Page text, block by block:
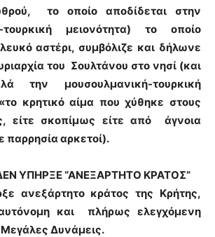
το οποίο αποδίδεται στην
τουρκική μειονότητα) το οποίο
αστέρι, συμβόλιζε και δήλωνε
του Σουλτάνου στο νησί (και
την μουσουλμανική-τουρκική
κρητικό αίμα που χύθηκε στους
είτε σκοπίμως είτε από άγνοια
παρρησία αρκετοί).
ΥΠΗΡΞΕ “ΑΝΕΞΑΡΤΗΤΟ ΚΡΑΤΟΣ”
ανεξάρτητο κράτος της Κρήτης,
και πλήρως ελεγχόμενη
Μεγάλες Δυνάμεις.